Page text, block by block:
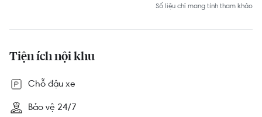
Số liệu chỉ mang tính tham khảo
Tiện ích nội khu
Chỗ đậu xe
Bảo vệ 24/7